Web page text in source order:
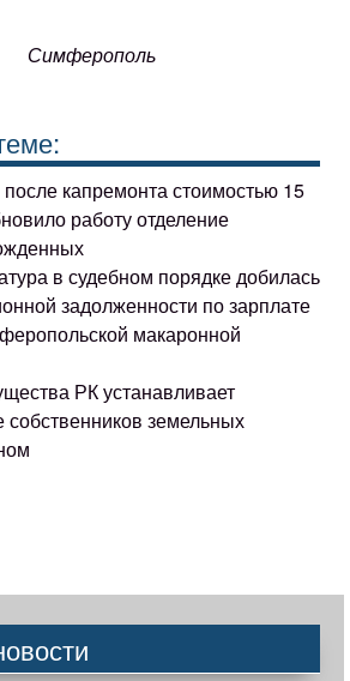
Симферополь
капремонта стоимостью 15
работу отделение
в судебном порядке добилась
задолженности по зарплате
макаронной
РК устанавливает
земельных